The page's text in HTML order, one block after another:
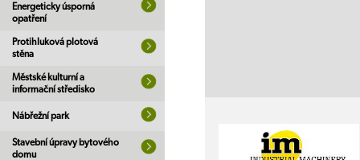
Energeticky úsporná
opatření
Protihluková plotová
stěna
Městské kulturní a
informační středisko
Nábřežní park
Stavební úpravy bytového
domu